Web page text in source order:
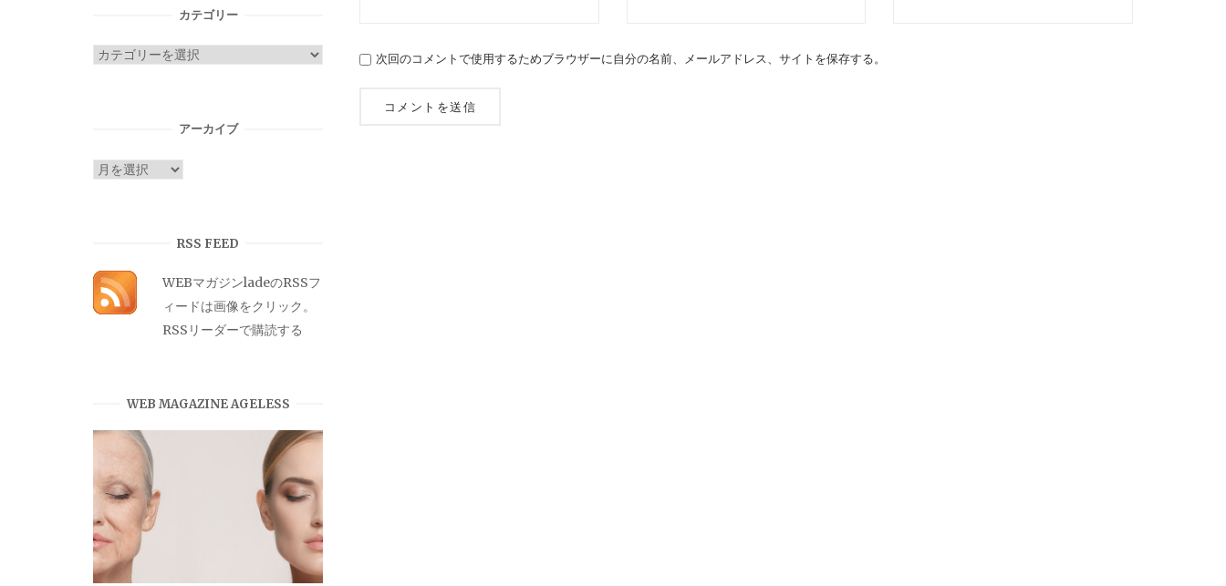
次回のコメントで使用するためブラウザーに自分の名前、メールアドレス、サイトを保存する。
カテゴリー
カ
アーカイブ
ア
RSS FEED
WEBマガジンladeのRSSフ
ィードは画像をクリック。
RSSリーダーで購読する
WEB MAGAZINE AGELESS